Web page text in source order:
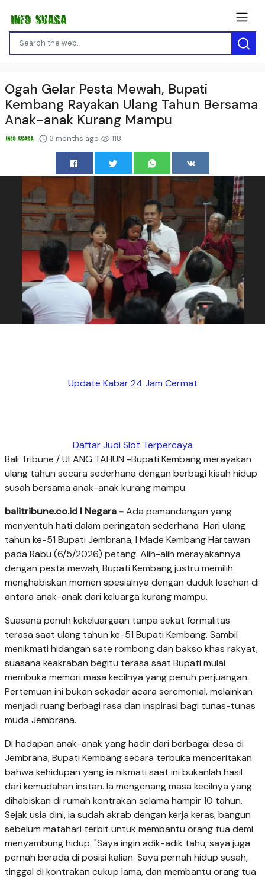
Ogah Gelar Pesta Mewah, Bupati
Kembang Rayakan Ulang Tahun Bersama
Anak-anak Kurang Mampu
3 months ago 118
Update Kabar 24 Jam Cermat
Daftar Judi Slot Terpercaya
Bali Tribune / ULANG TAHUN -Bupati Kembang merayakan
ulang tahun secara sederhana dengan berbagi kisah hidup
susah bersama anak-anak kurang mampu.
balitribune.co.id I Negara -Ada pemandangan yang
menyentuh hati dalam peringatan sederhana Hari ulang
tahun ke-51 Bupati Jembrana, I Made Kembang Hartawan
pada Rabu (6/5/2026) petang. Alih-alih merayakannya
dengan pesta mewah, Bupati Kembang justru memilih
menghabiskan momen spesialnya dengan duduk lesehan di
antara anak-anak dari keluarga kurang mampu.
Suasana penuh kekeluargaan tanpa sekat formalitas
terasa saat ulang tahun ke-51 Bupati Kembang. Sambil
menikmati hidangan sate rombong dan bakso khas rakyat,
suasana keakraban begitu terasa saat Bupati mulai
membuka memori masa kecilnya yang penuh perjuangan.
Pertemuan ini bukan sekadar acara seremonial, melainkan
menjadi ruang berbagi rasa dan inspirasi bagi tunas-tunas
muda Jembrana.
Di hadapan anak-anak yang hadir dari berbagai desa di
Jembrana, Bupati Kembang secara terbuka menceritakan
bahwa kehidupan yang ia nikmati saat ini bukanlah hasil
dari kemudahan instan. Ia mengenang masa kecilnya yang
dihabiskan di rumah kontrakan selama hampir 10 tahun.
Sejak usia dini, ia sudah akrab dengan kerja keras, bangun
sebelum matahari terbit untuk membantu orang tua demi
menyambung hidup. "Saya ingin adik-adik tahu, saya juga
pernah berada di posisi kalian. Saya pernah hidup susah,
tinggal di kontrakan cukup lama, dan membantu orang tua